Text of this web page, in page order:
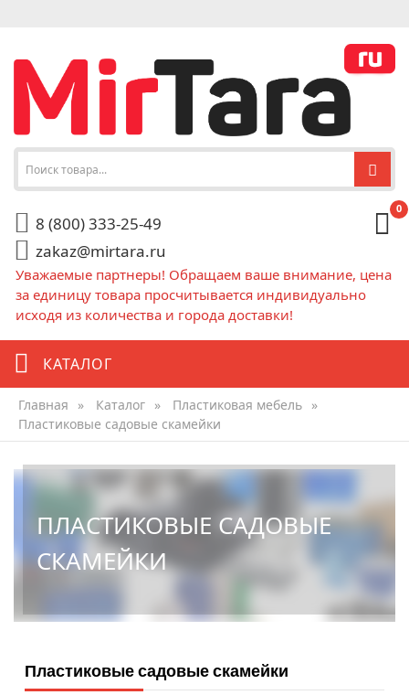
8 (800) 333-25-49
zakaz@mirtara.ru
0
Уважаемые партнеры! Обращаем ваше внимание, цена
за единицу товара просчитывается индивидуально
исходя из количества и города доставки!
КАТАЛОГ
Главная » Каталог » Пластиковая мебель »
Пластиковые садовые скамейки
ПЛАСТИКОВЫЕ САДОВЫЕ
СКАМЕЙКИ
Пластиковые садовые скамейки